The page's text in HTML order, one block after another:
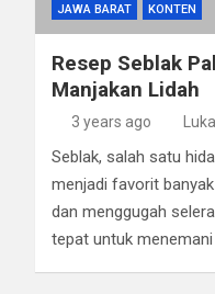
JAWA BARAT KONTEN
Resep Seblak
Manjakan Lidah
3 years ago
Seblak, salah satu
menjadi favorit
dan menggugah
tepat untuk